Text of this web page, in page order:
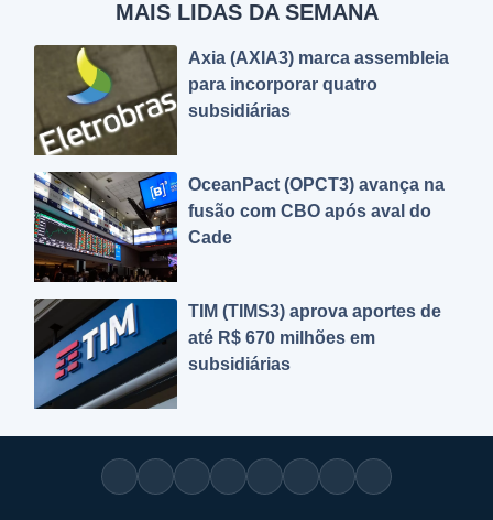
MAIS LIDAS DA SEMANA
Axia (AXIA3) marca assembleia
para incorporar quatro
subsidiárias
OceanPact (OPCT3) avança na
fusão com CBO após aval do
Cade
TIM (TIMS3) aprova aportes de
até R$ 670 milhões em
subsidiárias